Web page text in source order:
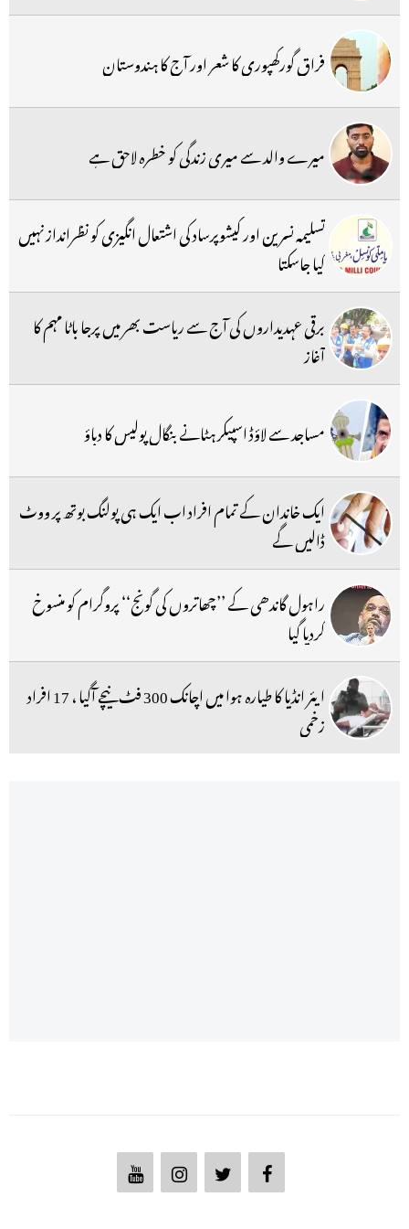
فراق گورکھپوری کا شعر اور آج کا ہندوستان
میرے والد سے میری زندگی کو خطرہ لاحق ہے
تسلیمہ نسرین اور کیشوپرساد کی اشتعال انگیزی کو نظرانداز نہیں
کیا جاسکتا
برقی عہدیداروں کی آج سے ریاست بھر میں پرجا باٹا مہم کا
آغاز
مساجد سے لاؤڈ اسپیکر ہٹانے بنگال پولیس کا دباؤ
ایک خاندان کے تمام افراد اب ایک ہی پولنگ بوتھ پر ووٹ
ڈالیں گے
راہول گاندھی کے ’’چھاتروں کی گونج‘‘ پروگرام کو منسوخ
کردیا گیا
ایئر انڈیا کا طیارہ ہوا میں اچانک 300 فٹ نیچے آگیا ، 17 افراد
زخمی